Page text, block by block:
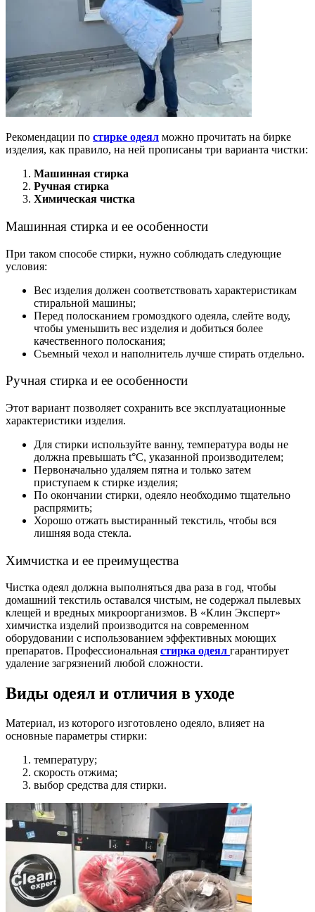
Рекомендации по стирке одеял можно прочитать на бирке
изделия, как правило, на ней прописаны три варианта чистки:
Машинная стирка
Ручная стирка
Химическая чистка
Машинная стирка и ее особенности
При таком способе стирки, нужно соблюдать следующие
условия:
Вес изделия должен соответствовать характеристикам
стиральной машины;
Перед полосканием громоздкого одеяла, слейте воду,
чтобы уменьшить вес изделия и добиться более
качественного полоскания;
Съемный чехол и наполнитель лучше стирать отдельно.
Ручная стирка и ее особенности
Этот вариант позволяет сохранить все эксплуатационные
характеристики изделия.
Для стирки используйте ванну, температура воды не
должна превышать t°C, указанной производителем;
Первоначально удаляем пятна и только затем
приступаем к стирке изделия;
По окончании стирки, одеяло необходимо тщательно
распрямить;
Хорошо отжать выстиранный текстиль, чтобы вся
лишняя вода стекла.
Химчистка и ее преимущества
Чистка одеял должна выполняться два раза в год, чтобы
домашний текстиль оставался чистым, не содержал пылевых
клещей и вредных микроорганизмов. В «Клин Эксперт»
химчистка изделий производится на современном
оборудовании с использованием эффективных моющих
препаратов. Профессиональная стирка одеял гарантирует
удаление загрязнений любой сложности.
Виды одеял и отличия в уходе
Материал, из которого изготовлено одеяло, влияет на
основные параметры стирки:
температуру;
скорость отжима;
выбор средства для стирки.